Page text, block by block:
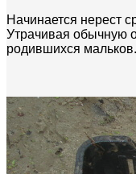
Начинается нерест
Утрачивая обычную
родившихся мальков.